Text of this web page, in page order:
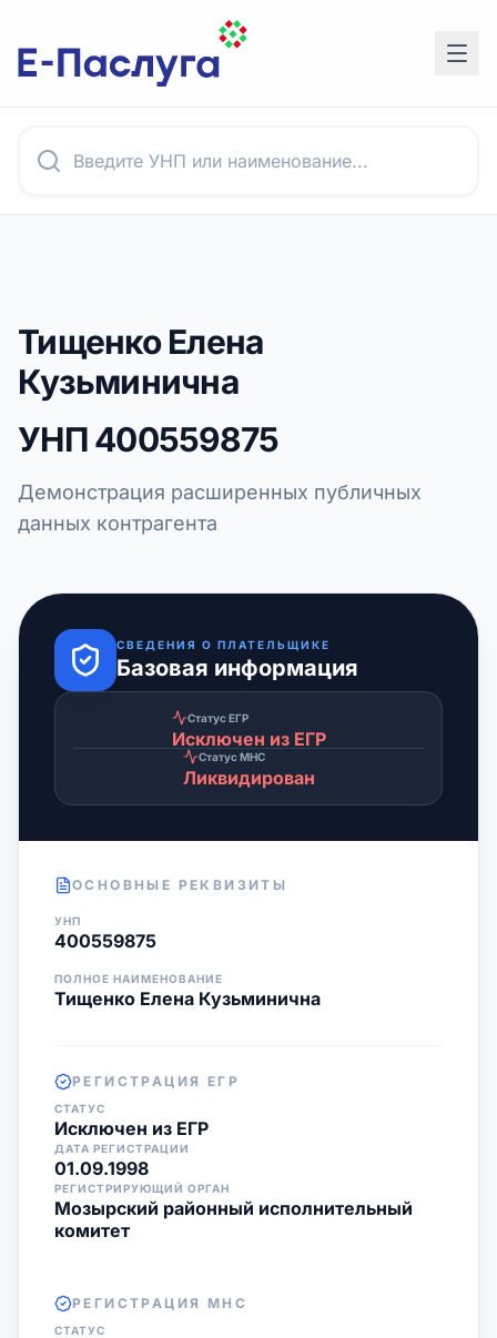
Тищенко Елена
Кузьминична
УНП400559875
Демонстрация расширенных публичных
данных контрагента
СВЕДЕНИЯ О ПЛАТЕЛЬЩИКЕ
Базовая информация
Статус ЕГР
Исключен из ЕГР
Статус МНС
Ликвидирован
ОСНОВНЫЕ РЕКВИЗИТЫ
УНП
400559875
ПОЛНОЕ НАИМЕНОВАНИЕ
Тищенко Елена Кузьминична
РЕГИСТРАЦИЯ ЕГР
СТАТУС
Исключен из ЕГР
ДАТА РЕГИСТРАЦИИ
01.09.1998
РЕГИСТРИРУЮЩИЙ ОРГАН
Мозырский районный исполнительный
комитет
РЕГИСТРАЦИЯ МНС
СТАТУС